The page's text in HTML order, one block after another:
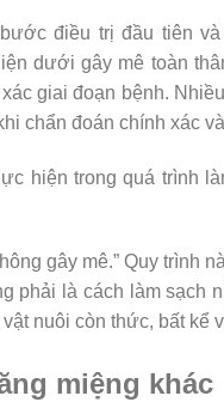
điều trị đầu tiên
dưới gây mê toàn
giai đoạn bệnh.
chẩn đoán chính xác
hiện trong quá trình
gây mê.” Quy trình
phải là cách làm sạch
nuôi còn thức, bất kể
miệng khác